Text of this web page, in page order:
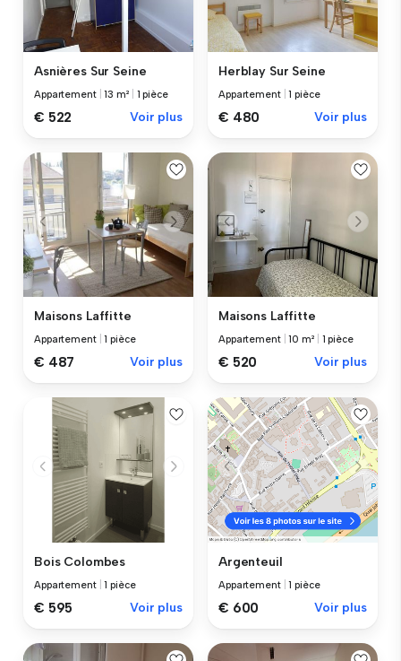
Asnières Sur Seine
Appartement |13 m² 1 pièce
€ 522 Voir plus
Herblay Sur Seine
Appartement |1 pièce
€ 480 Voir plus
Maisons Laffitte
Appartement |1 pièce
€ 487 Voir plus
Maisons Laffitte
Appartement |10 m² 1 pièce
€ 520 Voir plus
Bois Colombes
Appartement |1 pièce
€ 595 Voir plus
Argenteuil
Appartement |1 pièce
€ 600 Voir plus